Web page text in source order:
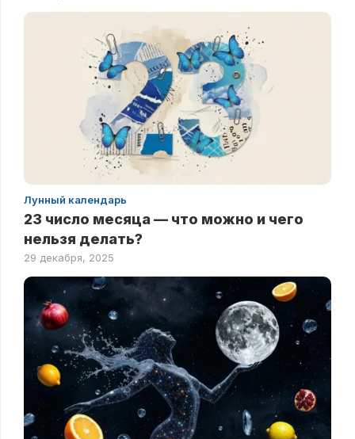
Лунный календарь
23 число месяца — что можно и чего
нельзя делать?
29 декабря, 2025